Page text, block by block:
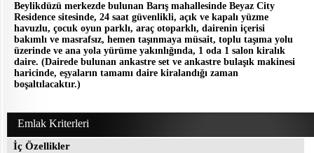
Beylikdüzü merkezde bulunan Barış mahallesinde Beyaz City
Residence sitesinde, 24 saat güvenlikli, açık ve kapalı yüzme
havuzlu, çocuk oyun parklı, araç otoparklı, dairenin içerisi
bakımlı ve masrafsız, hemen taşınmaya müsait, toplu taşıma yolu
üzerinde ve ana yola yürüme yakınlığında, 1 oda 1 salon kiralık
daire. (Dairede bulunan ankastre set ve ankastre bulaşık makinesi
haricinde, eşyaların tamamı daire kiralandığı zaman
boşaltılacaktır.)
Emlak Kriterleri
İç Özellikler